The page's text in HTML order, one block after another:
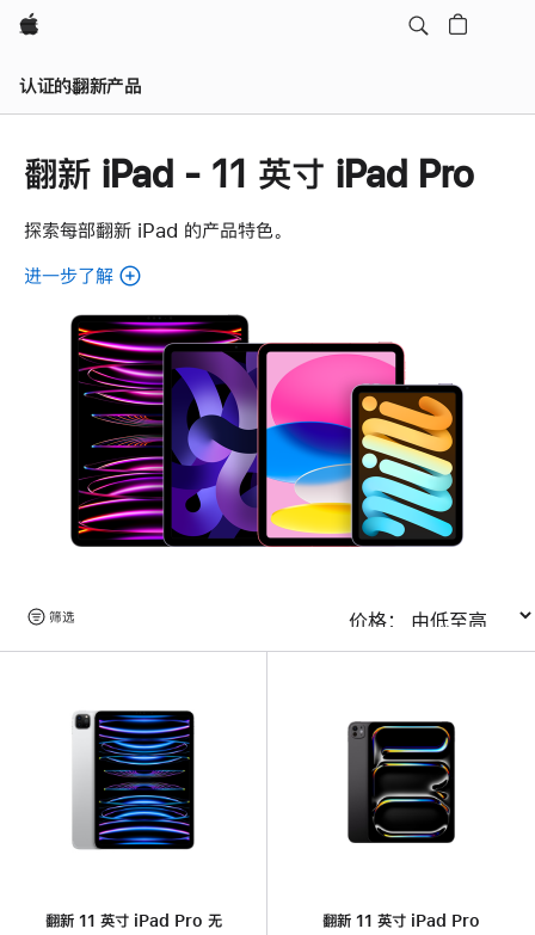
Apple
认证的翻新产品
翻新 iPad - 11 英寸 iPad Pro
探索每部翻新 iPad 的产品特色。
进一步了解
各
款
翻
新
iPad。
览
筛选
翻新 11 英寸 iPad Pro 无
翻新 11 英寸 iPad Pro